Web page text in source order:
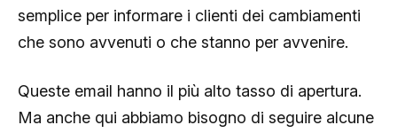
semplice per informare i clienti dei cambiamenti
che sono avvenuti o che stanno per avvenire.
Queste email hanno il più alto tasso di apertura.
Ma anche qui abbiamo bisogno di seguire alcune